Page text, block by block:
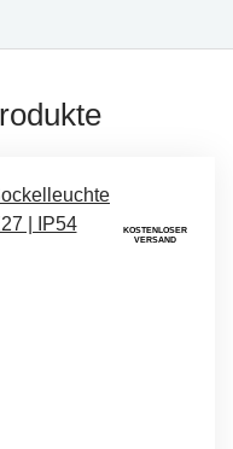
KOSTENLOSER
VERSAND